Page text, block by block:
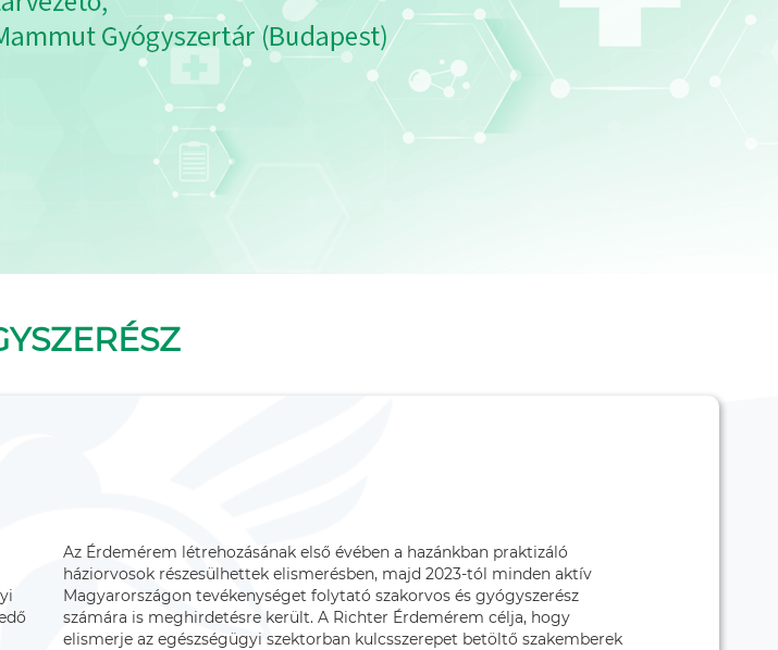
Az Érdemérem létrehozásának első évében a hazánkban praktizáló
háziorvosok részesülhettek elismerésben, majd 2023-tól minden aktív
Magyarországon tevékenységet folytató szakorvos és gyógyszerész
számára is meghirdetésre került. A Richter Érdemérem célja, hogy
elismerje az egészségügyi szektorban kulcsszerepet betöltő szakemberek